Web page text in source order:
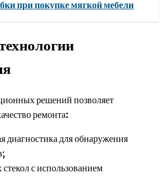
при покупке мягкой мебели
решений позволяет
ремонта:
диагностика для обнаружения
с использованием